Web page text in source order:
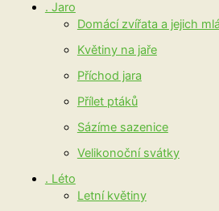
. Jaro
Domácí zvířata a jejich
Květiny na jaře
Příchod jara
Přílet ptáků
Sázíme sazenice
Velikonoční svátky
. Léto
Letní květiny